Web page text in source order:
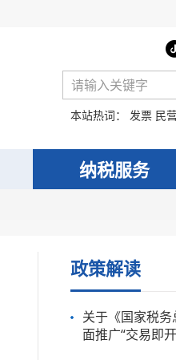
本站热词： 发票 民
纳税服务
政策解读
关于《国家税
面推广“交易即